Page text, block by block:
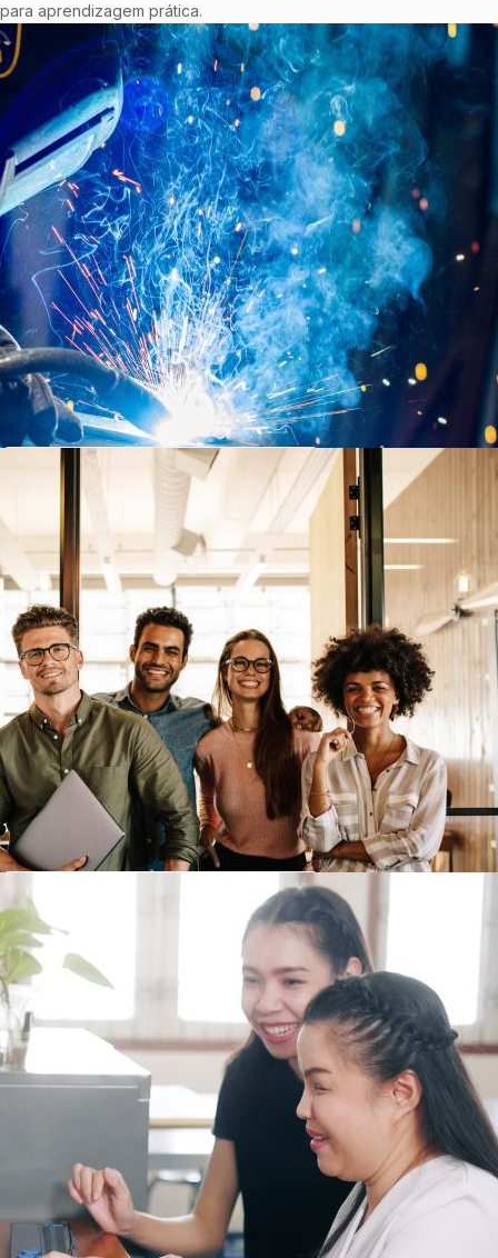
para aprendizagem prática.
Apostamos na inovação
e tecnologia
Na hora de ensinar, desenvolvemos
competências técnicas específicas
para cada área de atuação e
preparamos alunos para os desafios
do mercado de trabalho.
Investimos na formação
de pessoas
Formamos pessoas e profissionais
conscientes, críticos e éticos,
capazes de atuar de forma
responsável e contribuir com o
progresso social e econômico.